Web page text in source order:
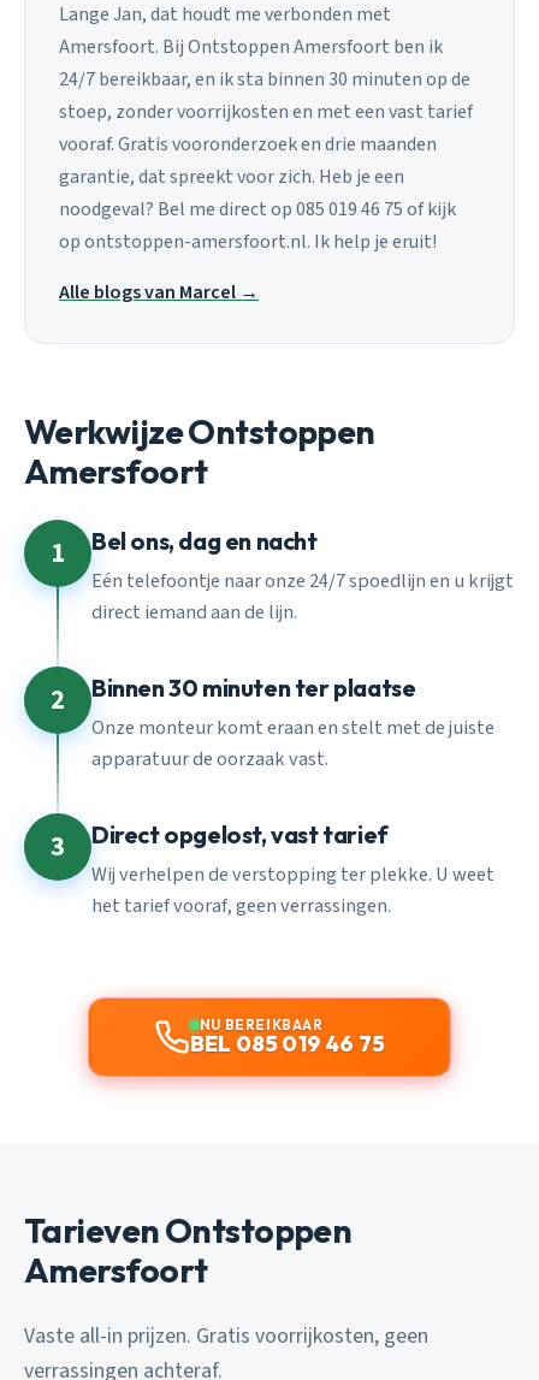
Lange Jan, dat houdt me verbonden met
Amersfoort. Bij Ontstoppen Amersfoort ben ik
24/7 bereikbaar, en ik sta binnen 30 minuten op de
stoep, zonder voorrijkosten en met een vast tarief
vooraf. Gratis vooronderzoek en drie maanden
garantie, dat spreekt voor zich. Heb je een
noodgeval? Bel me direct op 085 019 46 75 of kijk
op ontstoppen-amersfoort.nl. Ik help je eruit!
Alle blogs van Marcel →
Werkwijze Ontstoppen
Amersfoort
1 Bel ons, dag en nacht
Eén telefoontje naar onze 24/7 spoedlijn en u krijgt
direct iemand aan de lijn.
2 Binnen 30 minuten ter plaatse
Onze monteur komt eraan en stelt met de juiste
apparatuur de oorzaak vast.
3 Direct opgelost, vast tarief
Wij verhelpen de verstopping ter plekke. U weet
het tarief vooraf, geen verrassingen.
NU BEREIKBAAR
BEL 085 019 46 75
Tarieven Ontstoppen
Amersfoort
Vaste all-in prijzen. Gratis voorrijkosten, geen
verrassingen achteraf.